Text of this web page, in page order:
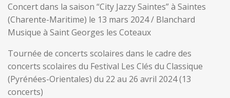
Concert dans la saison “City Jazzy Saintes” à Saintes
(Charente-Maritime) le 13 mars 2024 / Blanchard
Musique à Saint Georges les Coteaux
Tournée de concerts scolaires dans le cadre des
concerts scolaires du Festival Les Clés du Classique
(Pyrénées-Orientales) du 22 au 26 avril 2024 (13
concerts)